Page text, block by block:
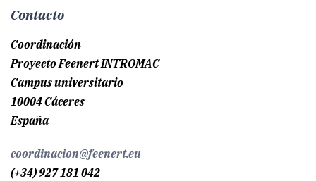
Contacto
Coordinación
Proyecto Feenert INTROMAC
Campus universitario
10004 Cáceres
España
coordinacion@feenert.eu
(+34) 927 181 042